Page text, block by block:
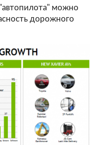
можно
дорожного